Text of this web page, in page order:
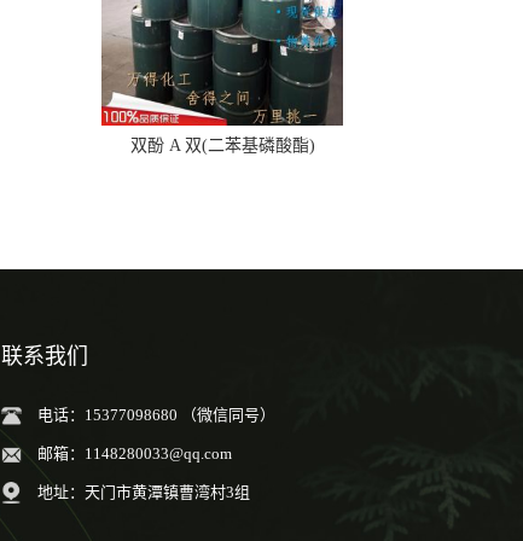
双酚 A 双(二苯基磷酸酯)
联系我们
电话：15377098680 （微信同号）
邮箱： 1148280033@qq.com
地址：天门市黄潭镇曹湾村3组